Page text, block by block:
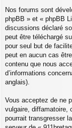
Nos forums sont
phpBB » et « phpBB
discussions déclaré
peut être téléchargé
pour seul but de
peut en aucun cas
contenu que nous
d’informations
anglais).
Vous acceptez de ne
vulgaire, diffamatoire,
pourrait transgresser